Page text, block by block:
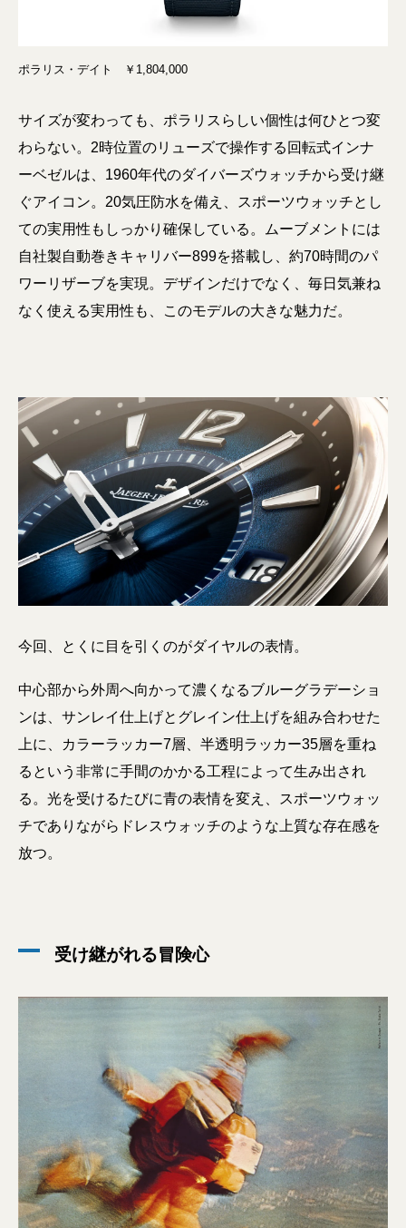
ポラリス・デイト ￥1,804,000
サイズが変わっても、ポラリスらしい個性は何ひとつ変
わらない。2時位置のリューズで操作する回転式インナ
ーベゼルは、1960年代のダイバーズウォッチから受け継
ぐアイコン。20気圧防水を備え、スポーツウォッチとし
ての実用性もしっかり確保している。ムーブメントには
自社製自動巻きキャリバー899を搭載し、約70時間のパ
ワーリザーブを実現。デザインだけでなく、毎日気兼ね
なく使える実用性も、このモデルの大きな魅力だ。
今回、とくに目を引くのがダイヤルの表情。
中心部から外周へ向かって濃くなるブルーグラデーショ
ンは、サンレイ仕上げとグレイン仕上げを組み合わせた
上に、カラーラッカー7層、半透明ラッカー35層を重ね
るという非常に手間のかかる工程によって生み出され
る。光を受けるたびに青の表情を変え、スポーツウォッ
チでありながらドレスウォッチのような上質な存在感を
放つ。
受け継がれる冒険心